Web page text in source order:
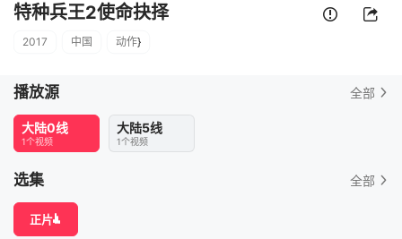
特种兵王2使命抉择
2017 中国 动作}
播放源 全部
大陆0线
1个视频
大陆5线
1个视频
选集 全部
正片